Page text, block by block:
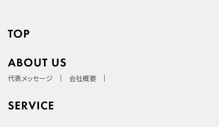
代表メッセージ 会社概要